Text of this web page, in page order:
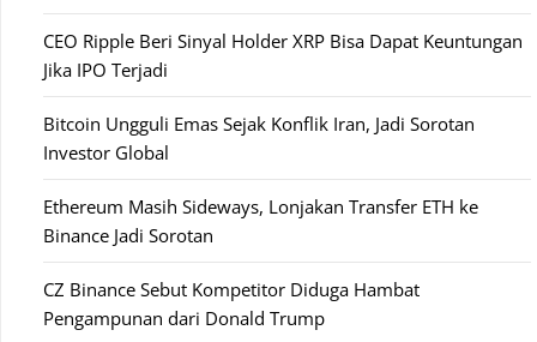
CEO Ripple Beri Sinyal Holder XRP Bisa Dapat Keuntungan
Jika IPO Terjadi
Bitcoin Ungguli Emas Sejak Konflik Iran, Jadi Sorotan
Investor Global
Ethereum Masih Sideways, Lonjakan Transfer ETH ke
Binance Jadi Sorotan
CZ Binance Sebut Kompetitor Diduga Hambat
Pengampunan dari Donald Trump